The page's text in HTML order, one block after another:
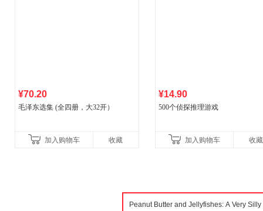
¥70.20
毛泽东选集 (全四册，大32开）
加入购物车 收藏
¥14.90
500个侦探推理游戏
加入购物车 收藏